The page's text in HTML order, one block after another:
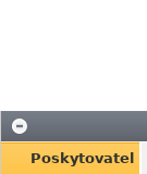
Poskytovatel